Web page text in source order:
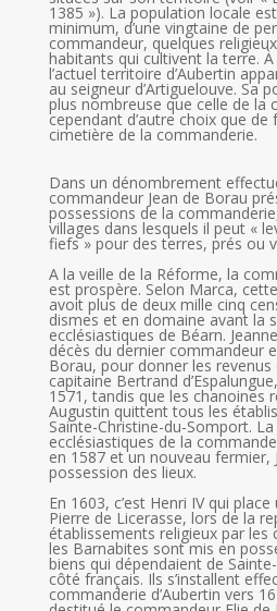
1385 »). La population locale
minimum, d’une vingtaine de
commandeur, quelques
habitants qui cultivent la terre.
l’actuel territoire d’Aubertin
au seigneur d’Artiguelouve. Sa
plus nombreuse que celle de la
cependant d’autre choix que de
cimetière de la commanderie.
Dans un dénombrement
commandeur Jean de Borau
possessions de la
villages dans lesquels il peut «
fiefs » pour des terres, prés ou
A la veille de la Réforme, la
est prospère. Selon Marca,
avoit plus de deux mille cinq
dismes et en domaine avant la
ecclésiastiques de Béarn.
décès du dernier commandeur
Borau, pour donner les
capitaine Bertrand
1571, tandis que les chanoines
Augustin quittent tous les
Sainte-Christine-du-Somport.
ecclésiastiques de la
en 1587 et un nouveau fermier,
possession des lieux.
En 1603, c’est Henri IV qui
Pierre de Licerasse, lors de la
établissements religieux par les
les Barnabites sont mis en
biens qui dépendaient de
côté français. Ils s’installent
commanderie d’Aubertin vers